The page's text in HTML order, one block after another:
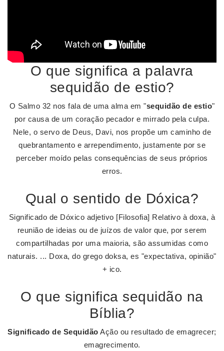
O que significa a palavra
sequidão de estio?
O Salmo 32 nos fala de uma alma em "sequidão de estio"
por causa de um coração pecador e mirrado pela culpa.
Nele, o servo de Deus, Davi, nos propõe um caminho de
quebrantamento e arrependimento, justamente por se
perceber moído pelas consequências de seus próprios
erros.
Qual o sentido de Dóxica?
Significado de Dóxico adjetivo [Filosofia] Relativo à doxa, à
reunião de ideias ou de juízos de valor que, por serem
compartilhadas por uma maioria, são assumidas como
naturais. ... Doxa, do grego doksa, es "expectativa, opinião"
+ ico.
O que significa sequidão na
Bíblia?
Significado de Sequidão Ação ou resultado de emagrecer;
emagrecimento.